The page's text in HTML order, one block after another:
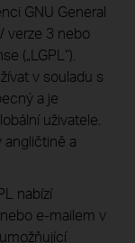
GNU General
verze 3 nebo
(„LGPL“).
v souladu s
a je
uživatele.
angličtině a
nabízí
e-mailem v